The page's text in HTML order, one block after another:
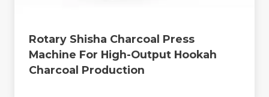
Rotary Shisha Charcoal Press
Machine For High-Output Hookah
Charcoal Production